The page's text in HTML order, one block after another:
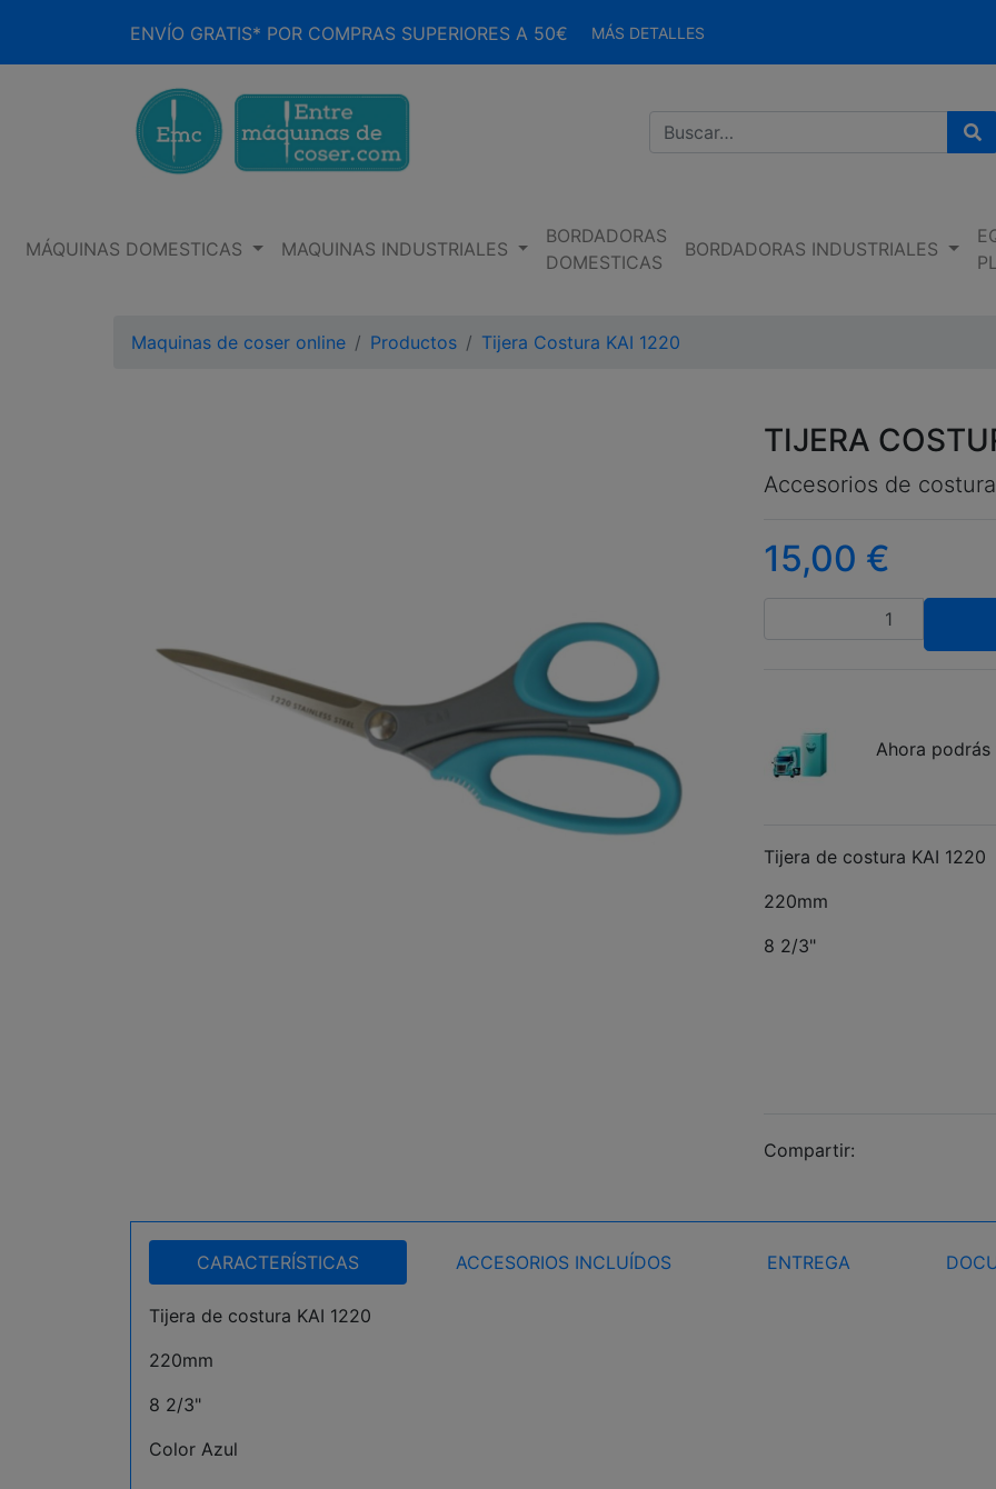
ENVÍO GRATIS* POR COMPRAS SUPERIORES A 50€ MÁS DETALLES
MÁQUINAS DOMESTICAS MAQUINAS INDUSTRIALES
BORDADORAS
DOMESTICAS
BORDADORAS INDUSTRIALES
Maquinas de coser online Productos Tijera Costura KAI 1220
TIJERA
Accesorios de costura
15,00 €
Ahora podrás
Tijera de costura KAI 1220
220mm
8 2/3"
Compartir:
CARACTERÍSTICAS ACCESORIOS INCLUÍDOS ENTREGA
Tijera de costura KAI 1220
220mm
8 2/3"
Color Azul